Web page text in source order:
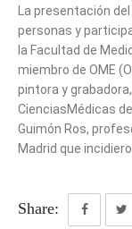
La presentación
personas y
la Facultad de
miembro de OME
pintora y
CienciasMédicas
Guimón Ros,
Madrid que
Share: